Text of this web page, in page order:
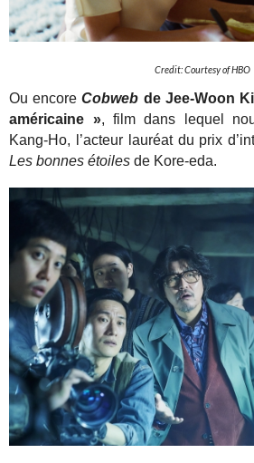
Credit: Courtesy of HBO
Ou encore Cobweb de Jee-Woon
américaine », film dans lequel
Kang-Ho, l’acteur lauréat du prix
Les bonnes étoiles de Kore-eda.